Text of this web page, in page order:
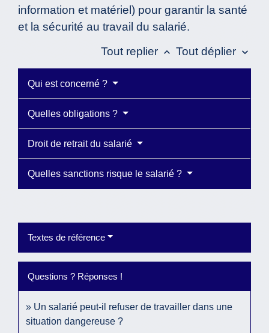
information et matériel) pour garantir la santé
et la sécurité au travail du salarié.
Tout replier keyboard_arrow_up Tout déplier keyboard_arrow_down
Qui est concerné ?
Quelles obligations ?
Droit de retrait du salarié
Quelles sanctions risque le salarié ?
Textes de référence
Questions ? Réponses !
Un salarié peut-il refuser de travailler dans une
situation dangereuse ?